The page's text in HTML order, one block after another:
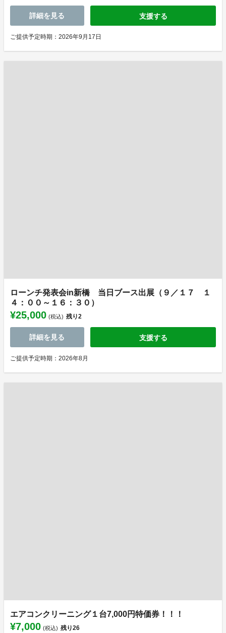
詳細を見る 支援する
ご提供予定時期：2026年9月17日
ローンチ発表会in新橋 当日ブース出展（９／１７ １
４：００～１６：３０）
¥25,000 (税込) 残り2
詳細を見る 支援する
ご提供予定時期：2026年8月
エアコンクリーニング１台7,000円特価券！！！
¥7,000 (税込) 残り26